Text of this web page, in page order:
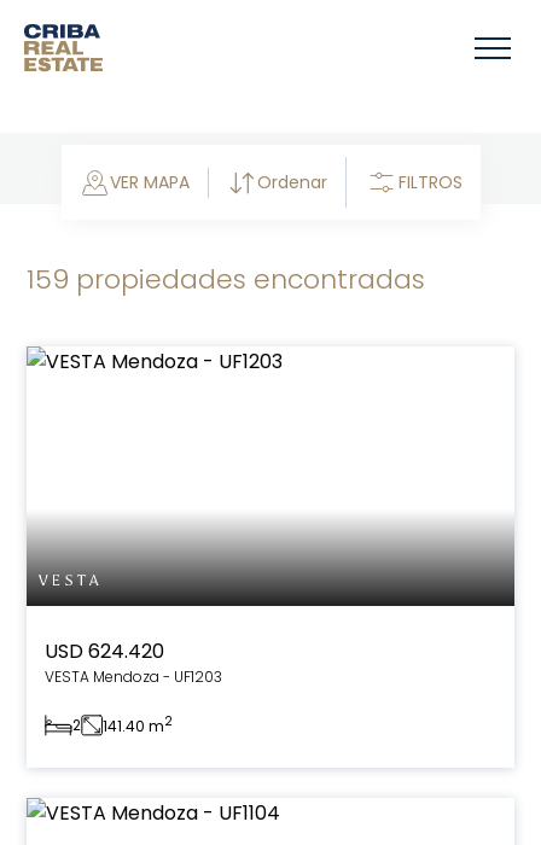
159 propiedades encontradas
VER MAPA Ordenar FILTROS
USD 624.420
VESTA Mendoza - UF1203
2 141.40 m2